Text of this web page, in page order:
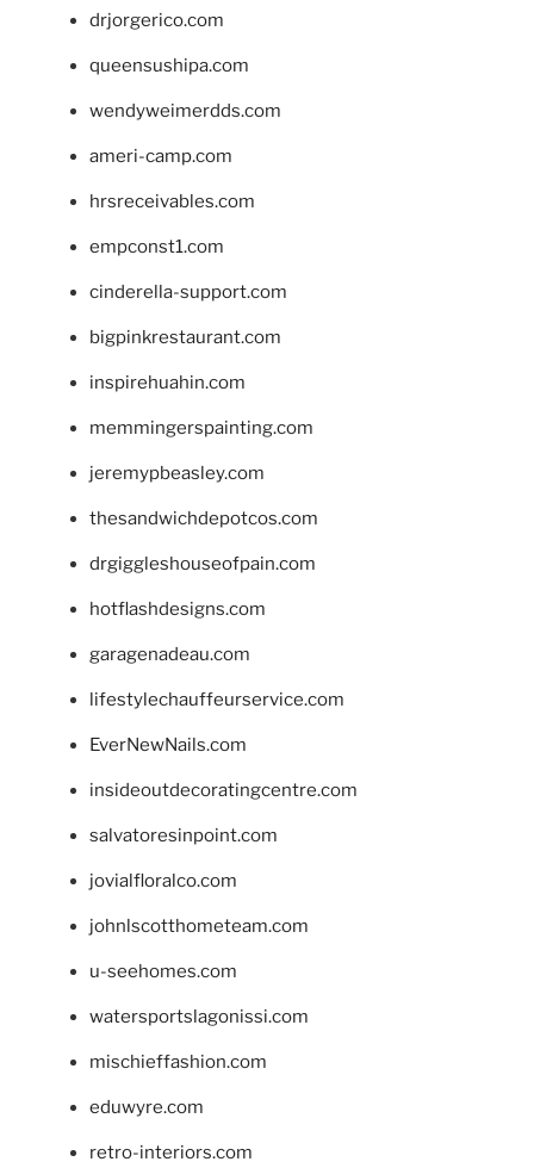
drjorgerico.com
queensushipa.com
wendyweimerdds.com
ameri-camp.com
hrsreceivables.com
empconst1.com
cinderella-support.com
bigpinkrestaurant.com
inspirehuahin.com
memmingerspainting.com
jeremypbeasley.com
thesandwichdepotcos.com
drgiggleshouseofpain.com
hotflashdesigns.com
garagenadeau.com
lifestylechauffeurservice.com
EverNewNails.com
insideoutdecoratingcentre.com
salvatoresinpoint.com
jovialfloralco.com
johnlscotthometeam.com
u-seehomes.com
watersportslagonissi.com
mischieffashion.com
eduwyre.com
retro-interiors.com